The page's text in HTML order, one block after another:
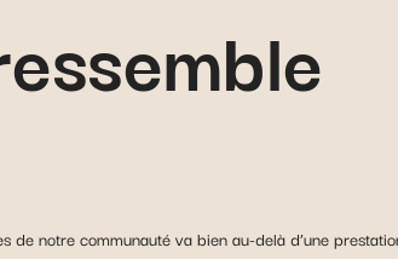
de notre communauté va bien au-delà d’une